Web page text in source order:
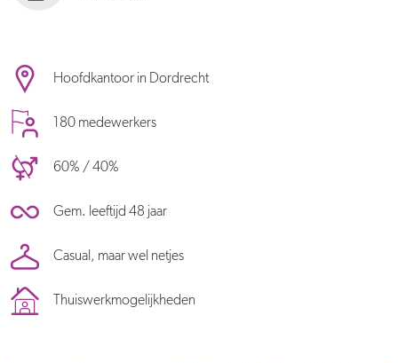
Hoofdkantoor in Dordrecht
180 medewerkers
60% / 40%
Gem. leeftijd 48 jaar
Casual, maar wel netjes
Thuiswerkmogelijkheden